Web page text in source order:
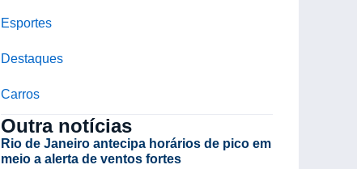
Esportes
Destaques
Carros
Outra notícias
Rio de Janeiro antecipa horários de pico em
meio a alerta de ventos fortes